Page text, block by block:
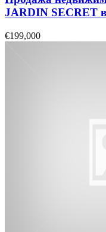
JARDIN SECRET
€199,000